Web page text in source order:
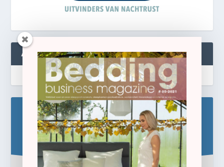
ABONNEREN
Blijf op de hoogte!
Schrijf u hier in voor de gratis e-newsletter.